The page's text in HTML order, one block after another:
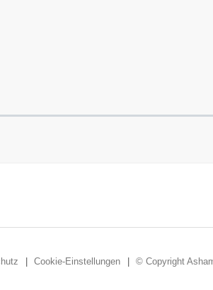
Cookie-Einstellungen © Copyright